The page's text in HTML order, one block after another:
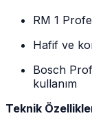
RM 1
Hafif ve
Bosch
kullanım
Teknik